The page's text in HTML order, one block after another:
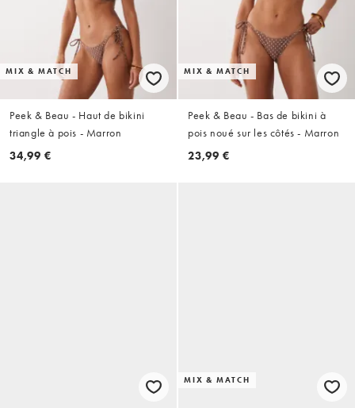
MIX & MATCH
Peek & Beau - Haut de bikini
triangle à pois - Marron
34,99 €
MIX & MATCH
Peek & Beau - Bas de bikini à
pois noué sur les côtés - Marron
23,99 €
MIX & MATCH